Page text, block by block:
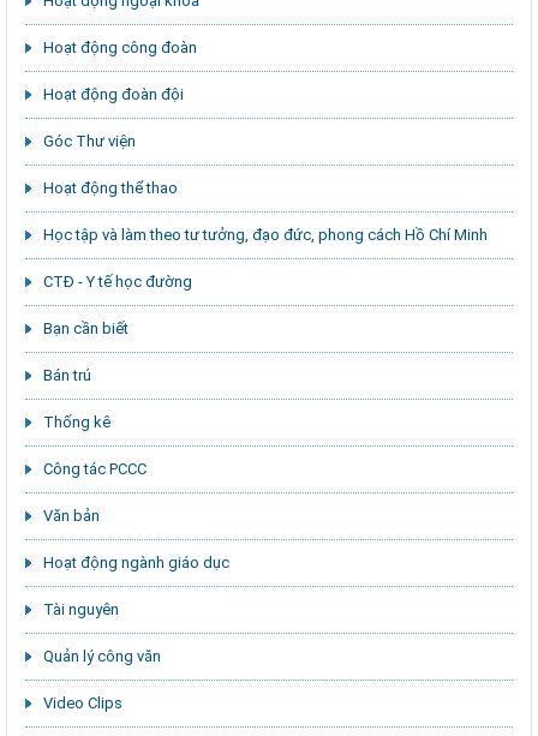
Hoạt động công đoàn
Hoạt động đoàn đội
Góc Thư viện
Hoạt động thể thao
Học tập và làm theo tư tưởng, đạo đức, phong cách Hồ Chí Minh
CTĐ - Y tế học đường
Bạn cần biết
Bán trú
Thống kê
Công tác PCCC
Văn bản
Hoạt động ngành giáo dục
Tài nguyên
Quản lý công văn
Video Clips